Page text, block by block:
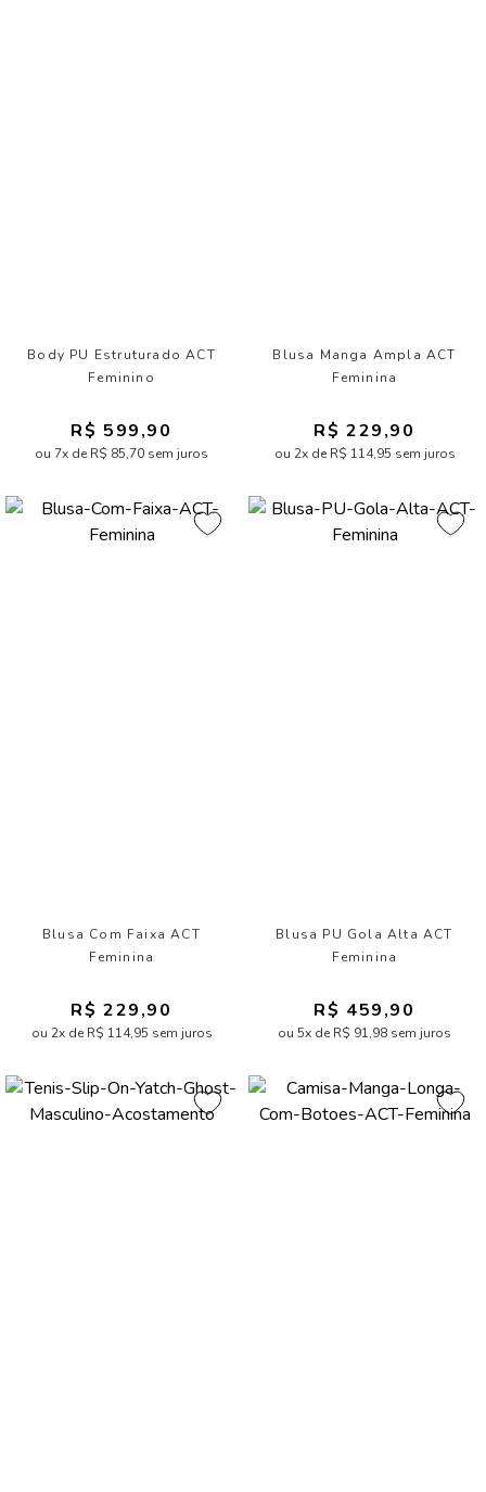
Body PU Estruturado ACT
Feminino
R$ 599,90
ou 7x de R$ 85,70 sem juros
Blusa Manga Ampla ACT
Feminina
R$ 229,90
ou 2x de R$ 114,95 sem juros
Blusa Com Faixa ACT
Feminina
R$ 229,90
ou 2x de R$ 114,95 sem juros
Blusa PU Gola Alta ACT
Feminina
R$ 459,90
ou 5x de R$ 91,98 sem juros